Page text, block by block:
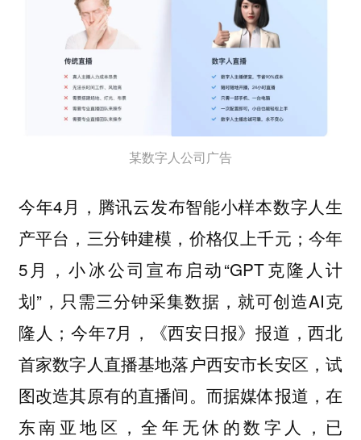
某数字人公司广告
今年4月，腾讯云发布智能小样本数字人生
产平台，三分钟建模，价格仅上千元；今年
5月，小冰公司宣布启动“GPT克隆人计
划”，只需三分钟采集数据，就可创造AI克
隆人；今年7月，《西安日报》报道，西北
首家数字人直播基地落户西安市长安区，试
图改造其原有的直播间。而据媒体报道，在
东南亚地区，全年无休的数字人，已